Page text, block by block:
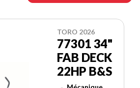
TORO 2026
77301 34"
FAB DECK
22HP B&S